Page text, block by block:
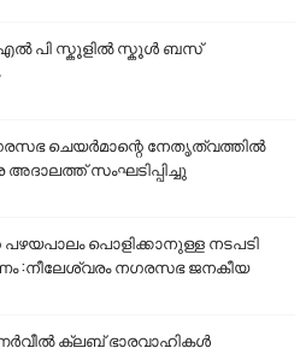
എൽ പി സ്കൂളിൽ സ്കൂൾ ബസ്
ചെയർമാന്റെ നേതൃത്വത്തിൽ
അദാലത്ത് സംഘടിപ്പിച്ചു
പൊളിക്കാനുള്ള നടപടി
:നീലേശ്വരം നഗരസഭ ജനകീയ
ക്ലബ് ഭാരവാഹികൾ